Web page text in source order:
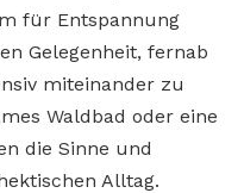
für Entspannung
Gelegenheit, fernab
miteinander zu
Waldbad oder eine
die Sinne und
Alltag.